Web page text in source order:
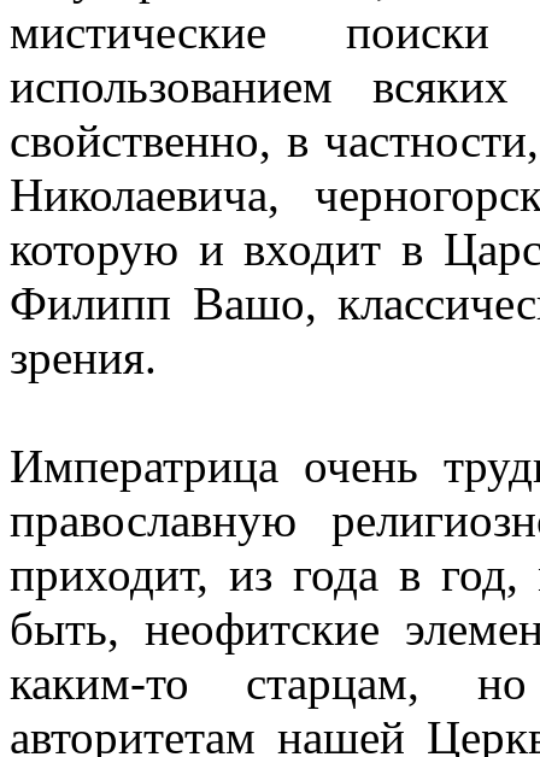
мистические
использованием
свойственно, в
Николаевича,
которую и входит в
Филипп Вашо,
зрения.
Императрица очень
православную
приходит, из года в
быть, неофитские
каким-то старцам,
авторитетам нашей